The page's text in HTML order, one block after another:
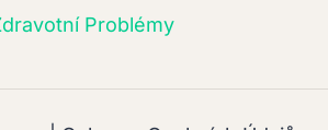
Problémy